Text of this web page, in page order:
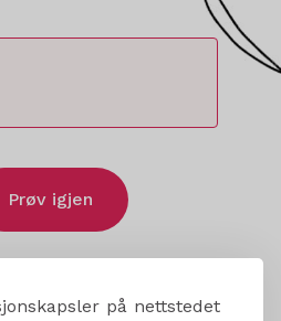
på nettstedet
Prøv igjen